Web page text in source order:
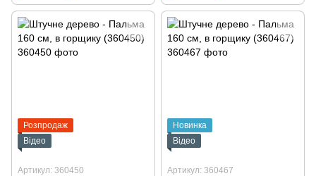
Розпродаж
Відео
Артикул: 360450
Новинка
Відео
Артикул: 360467